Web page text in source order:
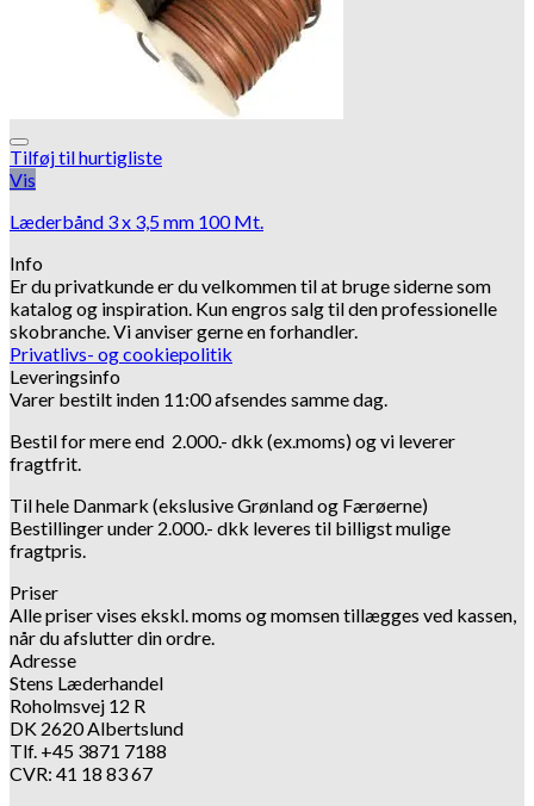
Tilføj til hurtigliste
Vis
Læderbånd 3 x 3,5 mm 100 Mt.
Info
Er du privatkunde er du velkommen til at bruge siderne som
katalog og inspiration. Kun engros salg til den professionelle
skobranche.Vi anviser gerne en forhandler.
Privatlivs- og cookiepolitik
Leveringsinfo
Varer bestilt inden 11:00 afsendes samme dag.
Bestil for mere end 2.000.- dkk (ex.moms) og vi leverer
fragtfrit.
Til hele Danmark (ekslusive Grønland og Færøerne)
Bestillinger under 2.000.- dkk leveres til billigst mulige
fragtpris.
Priser
Alle priser vises ekskl. moms og momsen tillægges ved kassen,
når du afslutter din ordre.
Adresse
Stens Læderhandel
Roholmsvej 12 R
DK 2620 Albertslund
Tlf. +45 3871 7188
CVR: 41 18 83 67